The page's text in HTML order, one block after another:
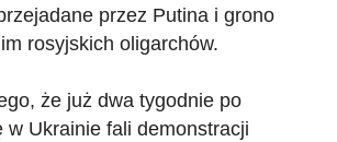
przez Putina i grono
rosyjskich oligarchów.
że już dwa tygodnie po
w Ukrainie fali demonstracji